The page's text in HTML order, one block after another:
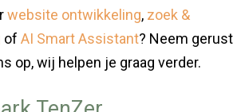
website ontwikkeling, zoek &
of AI Smart Assistant? Neem gerust
op, wij helpen je graag verder.